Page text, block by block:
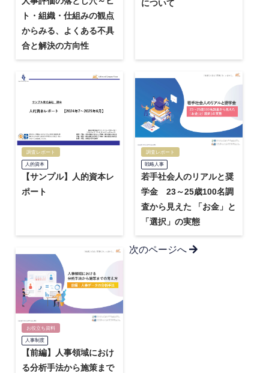
ト・組織・仕組みの観点
からみる、よくある不具
合と解決の方向性
について
調査レポート
人的資本
【サンプル】人的資本レ
ポート
調査レポート
戦略人事
若手社会人のリアルと奨
学金 23～25歳100名調
査から見えた 「お金」と
「選択」の実態
お役立ち資料
人事制度
【前編】人事領域におけ
る分析手法から施策まで
次のページへ